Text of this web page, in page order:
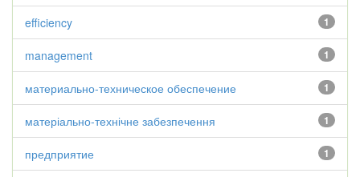
1
efficiency
1
management
1
материально-техническое обеспечение
1
матеріально-технічне забезпечення
1
предприятие